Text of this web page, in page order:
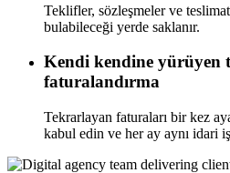
Teklifler, sözleşmeler ve
bulabileceği yerde saklanır.
Kendi kendine yürüyen
faturalandırma
Tekrarlayan faturaları bir kez
kabul edin ve her ay aynı idari